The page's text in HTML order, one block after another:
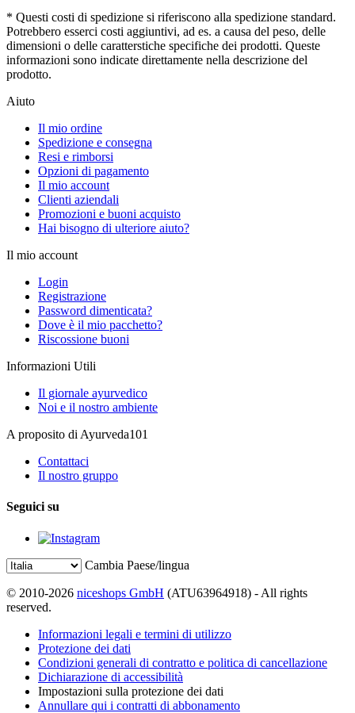
* Questi costi di spedizione si riferiscono alla spedizione standard.
Potrebbero esserci costi aggiuntivi, ad es. a causa del peso, delle
dimensioni o delle caratterstiche specifiche dei prodotti. Queste
informazioni sono indicate direttamente nella descrizione del
prodotto.
Aiuto
Il mio ordine
Spedizione e consegna
Resi e rimborsi
Opzioni di pagamento
Il mio account
Clienti aziendali
Promozioni e buoni acquisto
Hai bisogno di ulteriore aiuto?
Il mio account
Login
Registrazione
Password dimenticata?
Dove è il mio pacchetto?
Riscossione buoni
Informazioni Utili
Il giornale ayurvedico
Noi e il nostro ambiente
A proposito di Ayurveda101
Contattaci
Il nostro gruppo
Seguici su
Cambia Paese/lingua
© 2010-2026 niceshops GmbH (ATU63964918) - All rights
reserved.
Informazioni legali e termini di utilizzo
Protezione dei dati
Condizioni generali di contratto e politica di cancellazione
Dichiarazione di accessibilità
Impostazioni sulla protezione dei dati
Annullare qui i contratti di abbonamento